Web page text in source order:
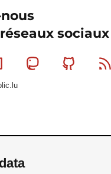
sociaux
Linkedin MastodonGithub